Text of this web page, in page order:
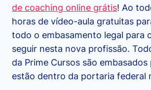
de coaching online grátis! Ao
horas de vídeo-aula gratuitas
todo o embasamento legal para
seguir nesta nova profissão.
da Prime Cursos são embasados
estão dentro da portaria federal